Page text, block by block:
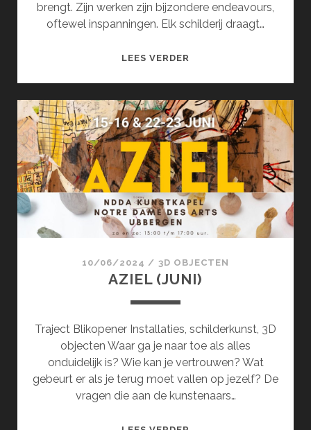
brengt. Zijn werken zijn bijzondere endeavours,
oftewel inspanningen. Elk schilderij draagt…
LEES VERDER
10/06/2024 / 3D OBJECTEN
AZIEL (JUNI)
Traject Blikopener Installaties, schilderkunst, 3D
objecten Waar ga je naar toe als alles
onduidelijk is? Wie kan je vertrouwen? Wat
gebeurt er als je terug moet vallen op jezelf? De
vragen die aan de kunstenaars…